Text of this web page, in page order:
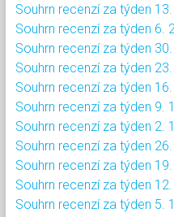
Souhrn recenzí za týden 13.
Souhrn recenzí za týden 6.
Souhrn recenzí za týden 30.
Souhrn recenzí za týden 23.
Souhrn recenzí za týden 16.
Souhrn recenzí za týden 9.
Souhrn recenzí za týden 2.
Souhrn recenzí za týden 26.
Souhrn recenzí za týden 19.
Souhrn recenzí za týden 12.
Souhrn recenzí za týden 5.